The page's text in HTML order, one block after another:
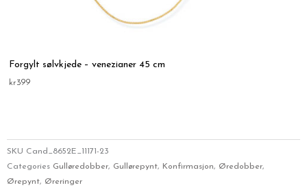
Forgylt sølvkjede – venezianer 45 cm
kr399
SKU Cand_8652E_11171-23
Categories Gulløredobber, Gullørepynt, Konfirmasjon, Øredobber,
Ørepynt, Øreringer